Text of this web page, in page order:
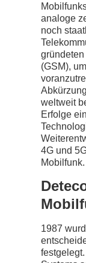
analoge
noch
gründeten
(GSM),
weltweit
Erfolge
4G und
Mobilfunk.
1987